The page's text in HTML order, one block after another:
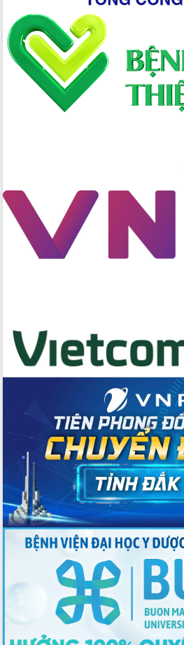
Quyết liệt tháo gỡ vướng mắc, đẩy
nhanh tiến độ các dự án trọng điểm
trong Khu kinh tế Nam Phú Yên
Hòn Yến phát triển du lịch gắn với bảo
tồn biển
Lấy ý kiến điều chỉnh Quy hoạch tỉnh
Đắk Lắk thời kỳ 2021-2030, tầm nhìn
đến năm 2050
kinh tế từ 10% trở lên trong Quý
II/2026
Đắk Lắk ký kết thỏa thuận hợp tác về
chuyển đổi số giai đoạn 2026 – 2030
với Tập đoàn Bưu chính Viễn thông
Việt Nam
du khách thông qua Hệ thống cơ sở dữ
liệu và Bản đồ số
trong thương mại điện tử năm 2026
Đoàn đại biểu Quốc hội tỉnh Đắk Lắk
trao đổi thông tin trước Kỳ họp thứ
nhất, Quốc hội khóa XVI
Quyết liệt cải cách hành chính, khơi
thông nguồn lực phát triển
Nâng cao hiệu lực, hiệu quả HĐND
tỉnh thông qua hiện đại hóa hành chính
Xã Ea Phê gắn cải cách hành chính với
chuyển đổi số
Phó Chủ tịch Thường trực UBND tỉnh
Hồ Thị Nguyên Thảo làm việc tại Trung
tâm Phục vụ hành chính công xã Ea
Phê
Xây dựng nền hành chính số đồng
hành cùng nông dân dân, doanh nghiệp
Giai đoạn 2026-2030, Đắk Lắk phấn